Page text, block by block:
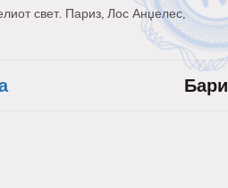
свет. Париз, Лос Анџелес,
Бари